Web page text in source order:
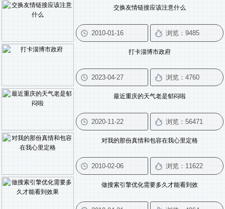
交换友情链接应该注意什么
打卡淄博市政府
最近重庆的天气老是郁闷啦
对我的那份真情和包容在我心里定格
做搜索引擎优化需要多久才能看到效